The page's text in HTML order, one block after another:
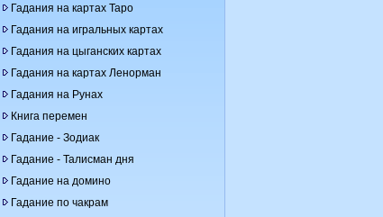
Гадания на картах Таро
Гадания на игральных картах
Гадания на цыганских картах
Гадания на картах Ленорман
Гадания на Рунах
Книга перемен
Гадание - Зодиак
Гадание - Талисман дня
Гадание на домино
Гадание по чакрам